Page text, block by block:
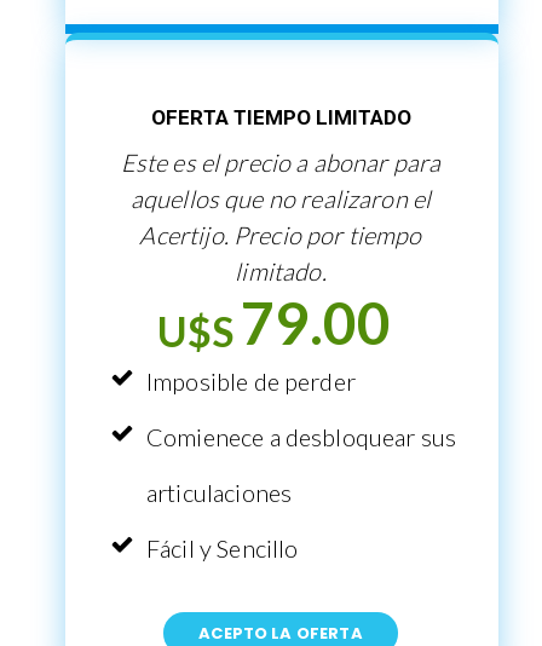
OFERTA TIEMPO LIMITADO
Este es el precio a abonar para
aquellos que no realizaron el
Acertijo. Precio por tiempo
limitado.
U$S79.00
Imposible de perder
Comienece a desbloquear sus
articulaciones
Fácil y Sencillo
ACEPTO LA OFERTA